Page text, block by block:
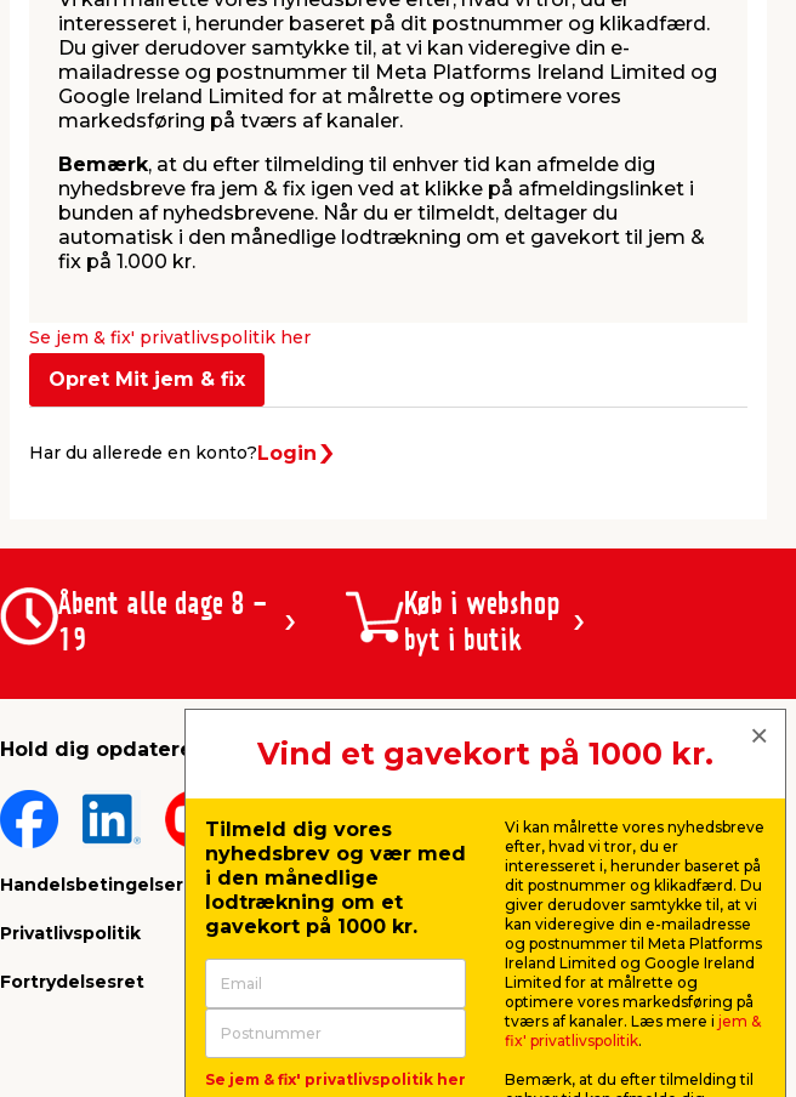
interesseret i, herunder baseret på dit postnummer og klikadfærd.
Du giver derudover samtykke til, at vi kan videregive din e-
mailadresse og postnummer til Meta Platforms Ireland Limited og
Google Ireland Limited for at målrette og optimere vores
markedsføring på tværs af kanaler.
Bemærk, at du efter tilmelding til enhver tid kan afmelde dig
nyhedsbreve fra jem & fix igen ved at klikke på afmeldingslinket i
bunden af nyhedsbrevene. Når du er tilmeldt, deltager du
automatisk i den månedlige lodtrækning om et gavekort til jem &
fix på 1.000 kr.
Se jem & fix' privatlivspolitik her
Opret Mit jem & fix
Har du allerede en konto?Login
Åbent alle dage 8 -
19
Køb i webshop
byt i butik
Hold dig opdateret
Handelsbetingelser
Privatlivspolitik
Fortrydelsesret
jem & fix A/S, Skomagervej 12
CVR: 10360641
Tlf. kundeservice: 79425942
Tlf. administration: 76413500
kundeservice@jemfix.com
Se vores e-mærket certifikat her
Vind et gavekort på 1000 kr.
Tilmeld dig vores
nyhedsbrev og vær med
i den månedlige
lodtrækning om et
gavekort på 1000 kr.
Se jem & fix' privatlivspolitik her
Vi kan målrette vores nyhedsbreve
efter, hvad vi tror, du er
interesseret i, herunder baseret på
dit postnummer og klikadfærd. Du
giver derudover samtykke til, at vi
kan videregive din e-mailadresse
og postnummer til Meta Platforms
Ireland Limited og Google Ireland
Limited for at målrette og
optimere vores markedsføring på
tværs af kanaler. Læs mere i jem &
fix' privatlivspolitik.
Bemærk, at du efter tilmelding til